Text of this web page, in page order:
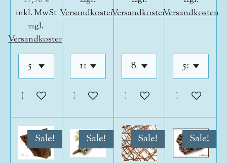
inkl. MwSt
zzgl.
Versandkosten
In den Warenkorb
Versandkosten
In den Warenkorb
Versandkosten
In den Warenkorb
Versandkosten
In den
Sale! Sale! Sale! Sale!